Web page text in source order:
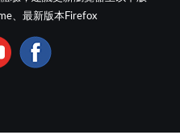
、最新版本Firefox